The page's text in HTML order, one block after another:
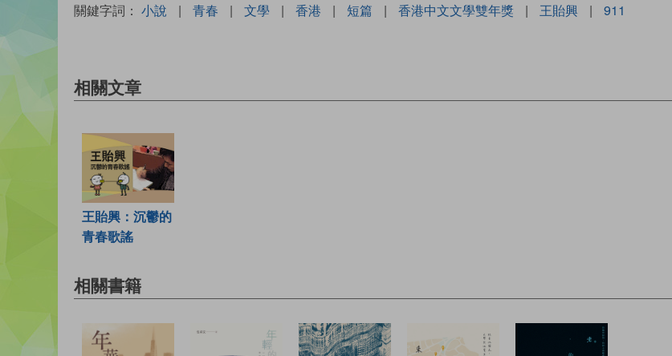
關鍵字詞： 小說 | 青春 | 文學 | 香港 | 短篇 | 香港中文文學雙年獎 | 王貽興 | 911
相關文章
王貽興：沉鬱的
青春歌謠
相關書籍